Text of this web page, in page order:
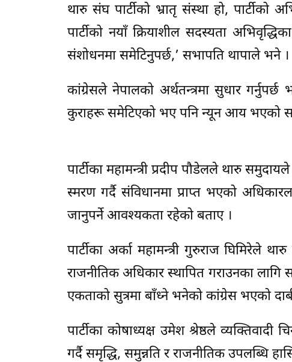
थारु संघ पार्टीको भ्रातृ संस्था हो,
पार्टीको नयाँ क्रियाशील सदस्यता
संशोधनमा समेटिनुपर्छ,’ सभापति थापाले भने ।
कांग्रेसले नेपालको अर्थतन्त्रमा सुधार
कुराहरू समेटिएको भए पनि न्यून आय भएको
पार्टीका महामन्त्री प्रदीप पौडेलले थारु
स्मरण गर्दै संविधानमा प्राप्त भएको
जानुपर्ने आवश्यकता रहेको बताए ।
पार्टीका अर्का महामन्त्री गुरुराज घिमिरेले
राजनीतिक अधिकार स्थापित गराउनका लागि
एकताको सुत्रमा बाँध्ने भनेको कांग्रेस भएको
पार्टीका कोषाध्यक्ष उमेश श्रेष्ठले
गर्दै समृद्धि, समुन्नति र राजनीतिक उपलब्धि